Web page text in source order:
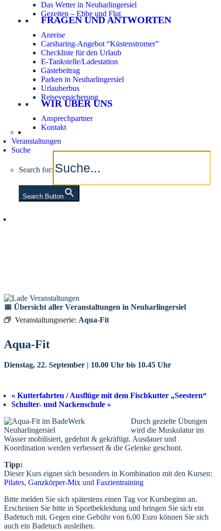
Das Wetter in Neuharlingersiel
Gezeiten – Ebbe und Flut
FRAGEN UND ANTWORTEN
Anreise
Carsharing-Angebot “Küstenstromer”
Checkliste für den Urlaub
E-Tankstelle/Ladestation
Gästebeitrag
Parken in Neuharlingersiel
Urlauberbus
Reiseversicherung
WIR ÜBER UNS
Ansprechpartner
Kontakt
Veranstaltungen
Suche
Search for:
Search Button
📅 Übersicht aller Veranstaltungen in Neuharlingersiel
Veranstaltungsserie: Aqua-Fit
Aqua-Fit
Dienstag, 22. September | 10.00 Uhr bis 10.45 Uhr
« Kutterfahrten / Ausflüge mit dem Fischkutter „Seestern“
Schulter- und Nackenschule »
Durch gezielte Übungen
wird die Muskulatur im
Wasser mobilisiert, gedehnt & gekräftigt. Ausdauer und
Koordination werden verbessert & die Gelenke geschont.
Tipp:
Dieser Kurs eignet sich besonders in Kombination mit den Kursen:
Pilates, Ganzkörper-Mix und Faszientraining
Bitte melden Sie sich spätestens einen Tag vor Kursbeginn an.
Erscheinen Sie bitte in Sportbekleidung und bringen Sie sich ein
Badetuch mit. Gegen eine Gebühr von 6,00 Euro können Sie sich
auch ein Badetuch ausleihen.